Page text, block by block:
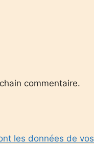
commentaire.
les données de vos